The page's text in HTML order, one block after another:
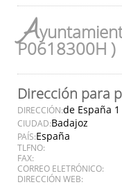
A
P0618300H )
Dirección para
DIRECCIÓN:de España 1
CIUDAD:Badajoz
PAÍS:España
TLFNO:
FAX:
CORREO ELETRÓNICO:
DIRECCIÓN WEB: